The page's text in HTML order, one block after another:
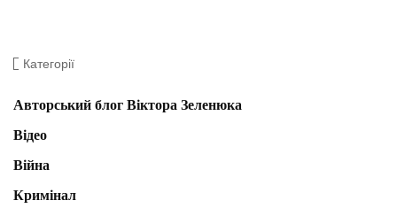
Категорії
Авторський блог Віктора Зеленюка
Відео
Війна
Кримінал